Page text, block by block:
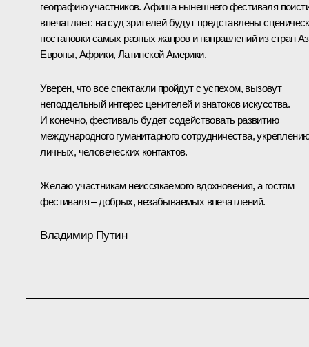
географию участников. Афиша нынешнего фестиваля
впечатляет: на суд зрителей будут представлены
постановки самых разных жанров и направлений из стран
Европы, Африки, Латинской Америки.
Уверен, что все спектакли пройдут с успехом, вызовут
неподдельный интерес ценителей и знатоков искусства.
И конечно, фестиваль будет содействовать развитию
международного гуманитарного сотрудничества,
личных, человеческих контактов.
Желаю участникам неиссякаемого вдохновения, а гостям
фестиваля ‒ добрых, незабываемых впечатлений.
Владимир Путин